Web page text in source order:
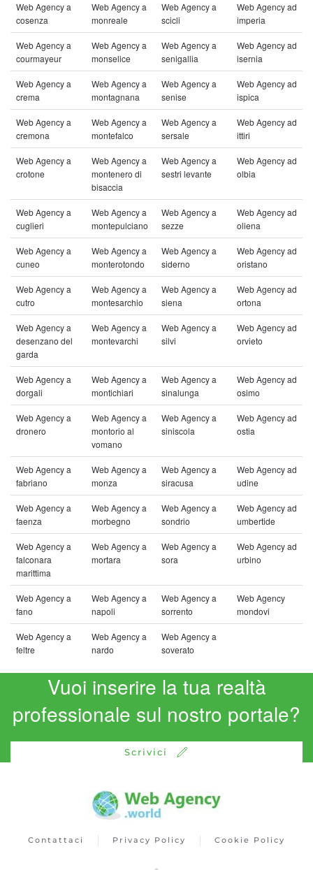
Web Agency a
cosenza
Web Agency a
monreale
Web Agency a
scicli
Web Agency ad
imperia
Web Agency a
courmayeur
Web Agency a
monselice
Web Agency a
senigallia
Web Agency ad
isernia
Web Agency a
crema
Web Agency a
montagnana
Web Agency a
senise
Web Agency ad
ispica
Web Agency a
cremona
Web Agency a
montefalco
Web Agency a
sersale
Web Agency ad
ittiri
Web Agency a
crotone
Web Agency a
montenero di
bisaccia
Web Agency a
sestri levante
Web Agency ad
olbia
Web Agency a
cuglieri
Web Agency a
montepulciano
Web Agency a
sezze
Web Agency ad
oliena
Web Agency a
cuneo
Web Agency a
monterotondo
Web Agency a
siderno
Web Agency ad
oristano
Web Agency a
cutro
Web Agency a
montesarchio
Web Agency a
siena
Web Agency ad
ortona
Web Agency a
desenzano del
garda
Web Agency a
montevarchi
Web Agency a
silvi
Web Agency ad
orvieto
Web Agency a
dorgali
Web Agency a
montichiari
Web Agency a
sinalunga
Web Agency ad
osimo
Web Agency a
dronero
Web Agency a
montorio al
vomano
Web Agency a
siniscola
Web Agency ad
ostia
Web Agency a
fabriano
Web Agency a
monza
Web Agency a
siracusa
Web Agency ad
udine
Web Agency a
faenza
Web Agency a
morbegno
Web Agency a
sondrio
Web Agency ad
umbertide
Web Agency a
falconara
marittima
Web Agency a
mortara
Web Agency a
sora
Web Agency ad
urbino
Web Agency a
fano
Web Agency a
napoli
Web Agency a
sorrento
Web Agency
mondovi
Web Agency a
feltre
Web Agency a
nardo
Web Agency a
soverato
Vuoi inserire la tua realtà
professionale sul nostro portale?
Scrivici
Contattaci Privacy Policy Cookie Policy